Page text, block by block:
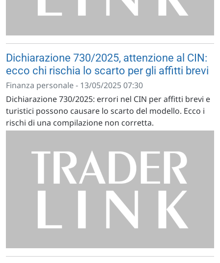
Dichiarazione 730/2025, attenzione al CIN:
ecco chi rischia lo scarto per gli affitti brevi
Finanza personale - 13/05/2025 07:30
Dichiarazione 730/2025: errori nel CIN per affitti brevi e
turistici possono causare lo scarto del modello. Ecco i
rischi di una compilazione non corretta.